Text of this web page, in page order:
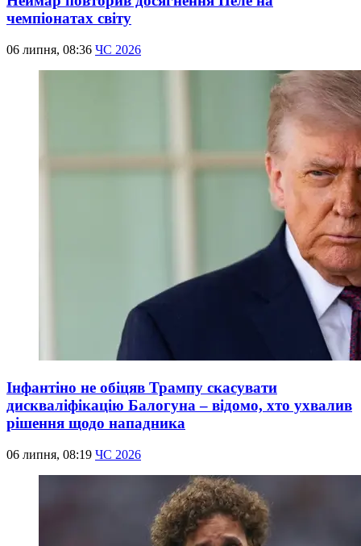
чемпіонатах світу
06 липня, 08:36 ЧС 2026
Інфантіно не обіцяв Трампу скасувати
дискваліфікацію Балогуна – відомо, хто ухвалив
рішення щодо нападника
06 липня, 08:19 ЧС 2026